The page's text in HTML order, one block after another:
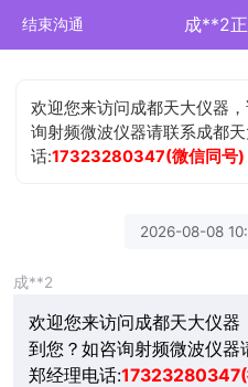
结束沟通 成**2
欢迎您来访问成都天大仪器
询射频微波仪器请联系成都
话:17323280347(微信同号)
2026-08-08
成**2
欢迎您来访问成都天大仪器
到您？如咨询射频微波仪器
郑经理电话:17323280347(